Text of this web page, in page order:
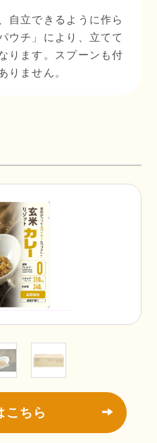
自立できるように作ら
ウチ」により、立てて
ります。スプーンも付
りません。
こちら